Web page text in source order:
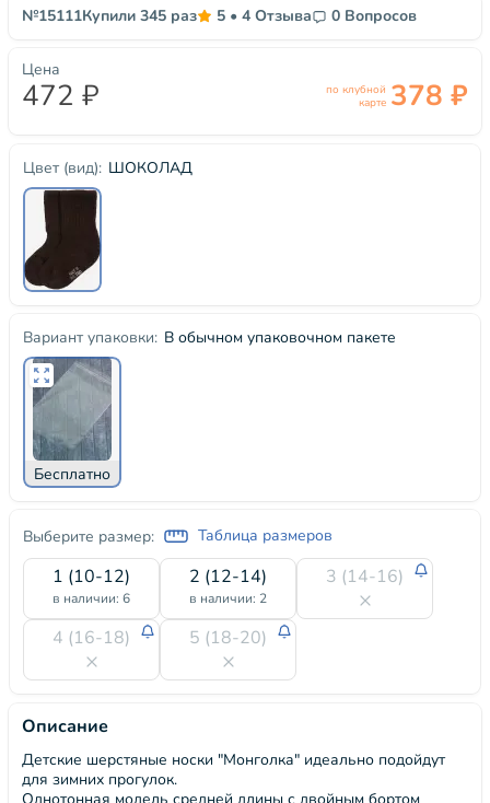
№15111Купили 345 раз 5 • 4 Отзыва 0 Вопросов
Цвет (вид): ШОКОЛАД
Вариант упаковки: В обычном упаковочном пакете
Бесплатно
Выберите размер: Таблица размеров
1 (10-12)
в наличии: 6
2 (12-14)
в наличии: 2
3 (14-16)
4 (16-18) 5 (18-20)
Цена
472 ₽
по клубной
карте 378 ₽
Описание
Детские шерстяные носки "Монголка" идеально подойдут
для зимних прогулок.